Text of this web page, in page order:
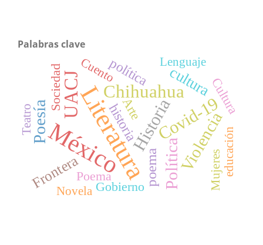
Palabras clave
Literatura
México
UACJ Chihuahua
HistoriaCovid-19
Poesía Violencia
Política
cultura
poema
Frontera
política
historia
Cultura
Poema
Arte
Sociedad
Mujeres
Gobierno
Teatro
educación
Lenguaje
Cuento
Novela